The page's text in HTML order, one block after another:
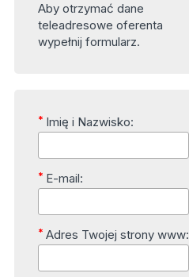
Aby otrzymać dane
teleadresowe oferenta
wypełnij formularz.
* Imię i Nazwisko:
* E-mail:
* Adres Twojej strony www: